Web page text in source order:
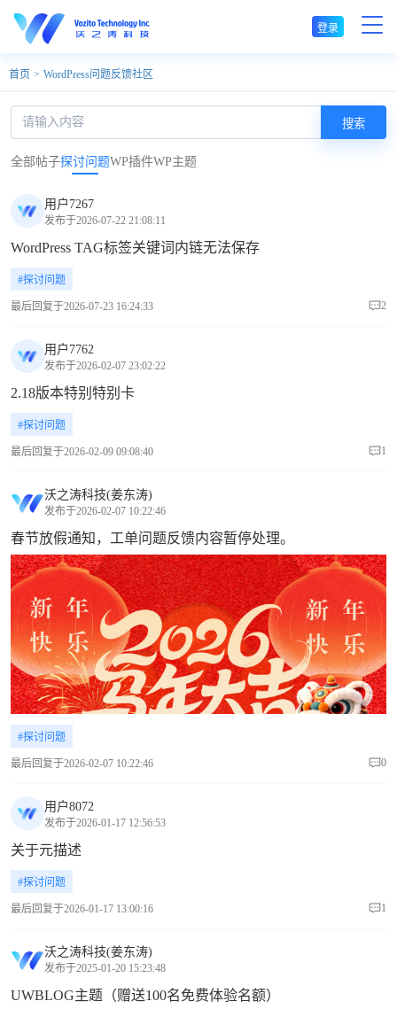
登录
WordPress
社
区-
常
见
问
题
和
技
交
流
首页 WordPress问题反馈社区
搜索
全部帖子探讨问题WP插件WP主题
用户7267
发布于2026-07-22 21:08:11
WordPress TAG标签关键词内链无法保存
#探讨问题
最后回复于2026-07-23 16:24:33 2
用户7762
发布于2026-02-07 23:02:22
2.18版本特别特别卡
#探讨问题
最后回复于2026-02-09 09:08:40 1
沃之涛科技(姜东涛)
发布于2026-02-07 10:22:46
春节放假通知，工单问题反馈内容暂停处理。
#探讨问题
最后回复于2026-02-07 10:22:46 0
用户8072
发布于2026-01-17 12:56:53
关于元描述
#探讨问题
最后回复于2026-01-17 13:00:16 1
沃之涛科技(姜东涛)
发布于2025-01-20 15:23:48
UWBLOG主题（赠送100名免费体验名额）